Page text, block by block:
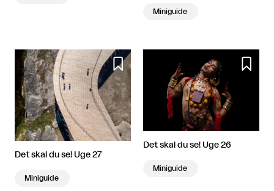
Miniguide

Det skal du se! Uge 27
Miniguide

Det skal du se! Uge 26
Miniguide